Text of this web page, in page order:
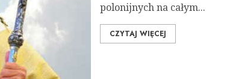
polonijnych na całym...
CZYTAJ WIĘCEJ